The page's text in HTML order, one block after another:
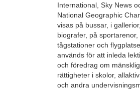
International, Sky News
National Geographic
visas på bussar, i gallerior,
biografer, på sportarenor,
tågstationer och
används för att inleda
och föredrag om
rättigheter i skolor,
och andra